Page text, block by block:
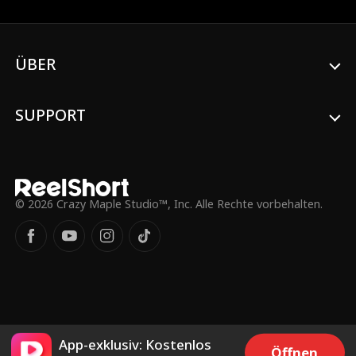
Stiefschwester, sichern Annas mütterliches
ÜBER
SUPPORT
© 2026 Crazy Maple Studio™, Inc. Alle Rechte vorbehalten.
App-exklusiv: Kostenlos
Öffnen